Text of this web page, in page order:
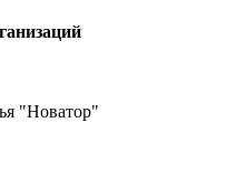
"Новатор"